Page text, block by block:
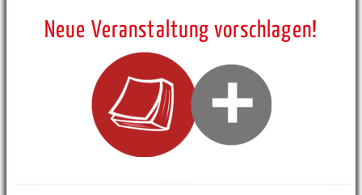
Neue Veranstaltung vorschlagen!